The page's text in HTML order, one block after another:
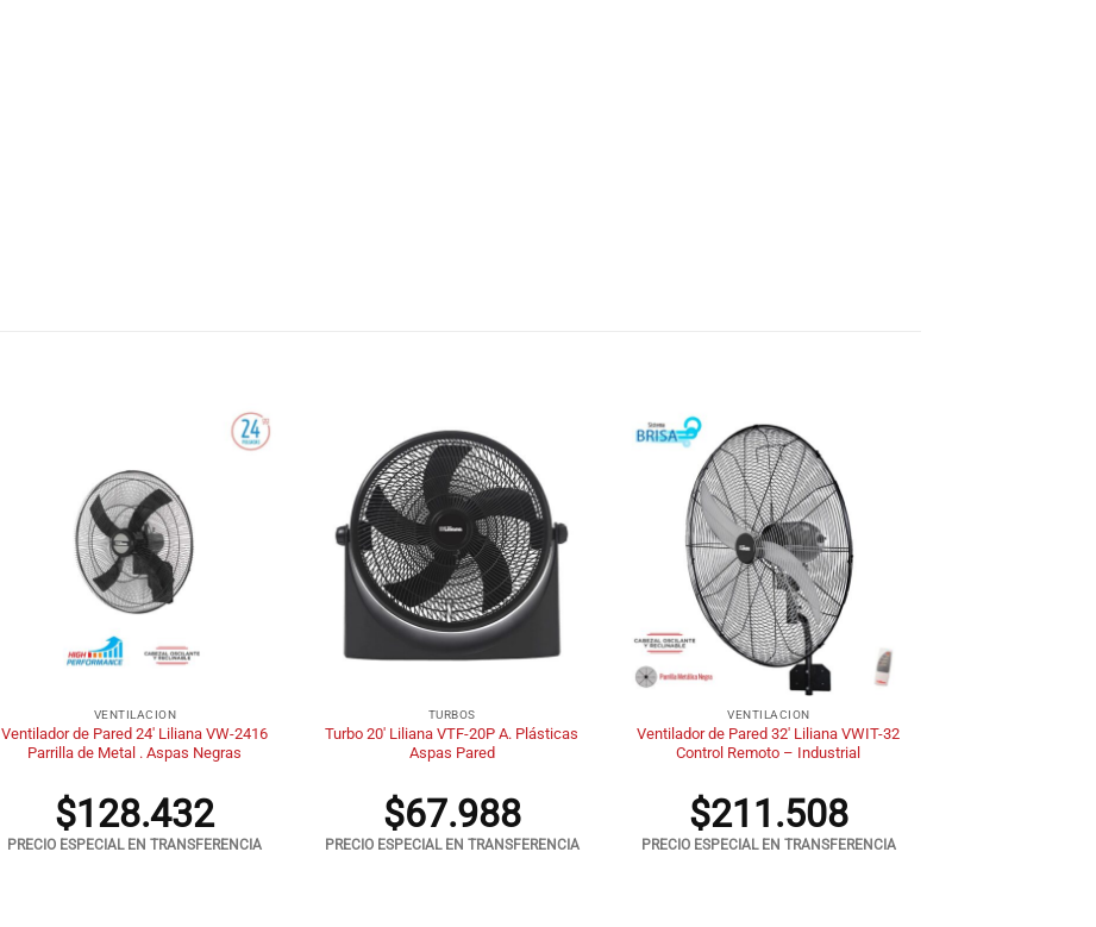
VENTILACION
Ventilador de Pared 24′ Liliana VW-2416
Parrilla de Metal . Aspas Negras
$128.432
PRECIO ESPECIAL EN TRANSFERENCIA
TURBOS
Turbo 20′ Liliana VTF-20P A. Plásticas
Aspas Pared
$67.988
PRECIO ESPECIAL EN TRANSFERENCIA
+
VENTILACION
Ventilador de Pared 32′ Liliana VWIT-32
Control Remoto – Industrial
$211.508
PRECIO ESPECIAL EN TRANSFERENCIA